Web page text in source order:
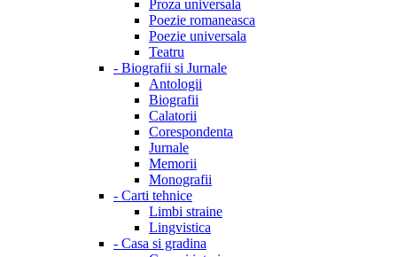
Proza universala
Poezie romaneasca
Poezie universala
Teatru
- Biografii si Jurnale
Antologii
Biografii
Calatorii
Corespondenta
Jurnale
Memorii
Monografii
- Carti tehnice
Limbi straine
Lingvistica
- Casa si gradina